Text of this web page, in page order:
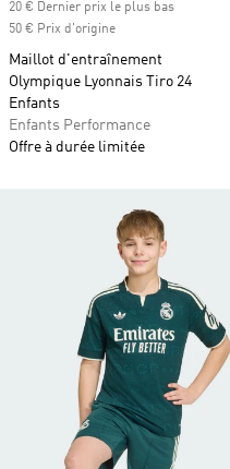
20 € Dernier prix le plus bas
50 € Prix d'origine
Maillot d'entraînement
Olympique Lyonnais Tiro 24
Enfants
Enfants Performance
Offre à durée limitée